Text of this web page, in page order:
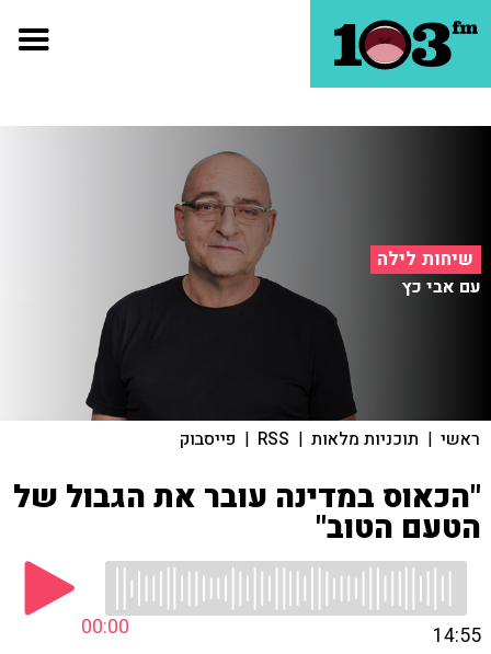
שיחות לילה
עם אבי כץ
ראשי | תוכניות מלאות |
RSS
| פייסבוק
"הכאוס במדינה עובר את הגבול של
הטעם הטוב"
00:00 14:55